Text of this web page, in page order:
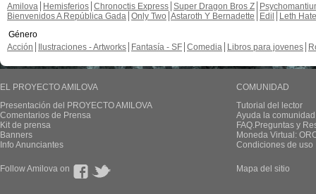
Amilova
Hemisferios Chronoctis Express Super Dragon Bros Z
Bienvenidos A República Gada Only Two Astaroth Y Bernadette Edil
Leth Hate
Género
Acción
Ilustraciones - Artworks Fantasía - SF Comedia Libros para jovenes
EL PROYECTO AMILOVA
Presentación del PROYECTO AMILOVA
Comentarios de Prensa
Kit de prensa
Banners
Info Anunciantes
COMUNIDAD
Tutorial del lector
Ayuda la
FAQ.Preguntas y
Moneda Virtual:
Condiciones de uso
Follow Amilova on Mapa del sitio